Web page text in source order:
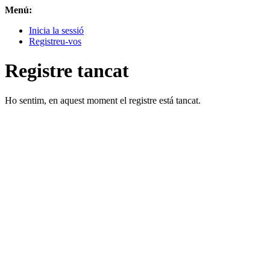
Menú:
Inicia la sessió
Registreu-vos
Registre tancat
Ho sentim, en aquest moment el registre está tancat.